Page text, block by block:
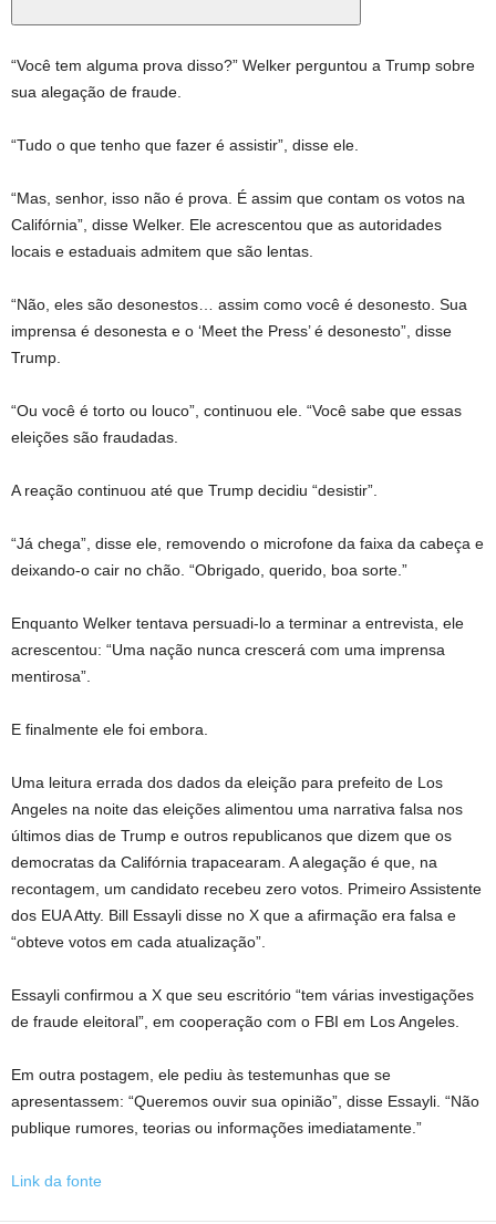
“Você tem alguma prova disso?” Welker perguntou a Trump sobre
sua alegação de fraude.
“Tudo o que tenho que fazer é assistir”, disse ele.
“Mas, senhor, isso não é prova. É assim que contam os votos na
Califórnia”, disse Welker. Ele acrescentou que as autoridades
locais e estaduais admitem que são lentas.
“Não, eles são desonestos… assim como você é desonesto. Sua
imprensa é desonesta e o ‘Meet the Press’ é desonesto”, disse
Trump.
“Ou você é torto ou louco”, continuou ele. “Você sabe que essas
eleições são fraudadas.
A reação continuou até que Trump decidiu “desistir”.
“Já chega”, disse ele, removendo o microfone da faixa da cabeça e
deixando-o cair no chão. “Obrigado, querido, boa sorte.”
Enquanto Welker tentava persuadi-lo a terminar a entrevista, ele
acrescentou: “Uma nação nunca crescerá com uma imprensa
mentirosa”.
E finalmente ele foi embora.
Uma leitura errada dos dados da eleição para prefeito de Los
Angeles na noite das eleições alimentou uma narrativa falsa nos
últimos dias de Trump e outros republicanos que dizem que os
democratas da Califórnia trapacearam. A alegação é que, na
recontagem, um candidato recebeu zero votos. Primeiro Assistente
dos EUA Atty. Bill Essayli disse no X que a afirmação era falsa e
“obteve votos em cada atualização”.
Essayli confirmou a X que seu escritório “tem várias investigações
de fraude eleitoral”, em cooperação com o FBI em Los Angeles.
Em outra postagem, ele pediu às testemunhas que se
apresentassem: “Queremos ouvir sua opinião”, disse Essayli. “Não
publique rumores, teorias ou informações imediatamente.”
Link da fonte